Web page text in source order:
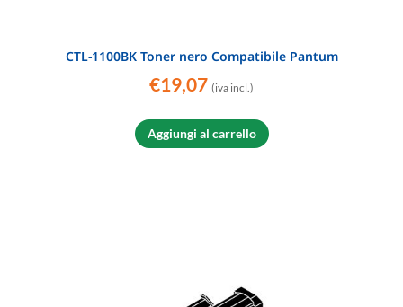
CTL-1100BK Toner nero Compatibile Pantum
€19,07 (iva incl.)
Aggiungi al carrello